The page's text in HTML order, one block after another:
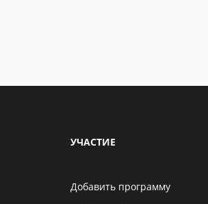
УЧАСТИЕ
Добавить программу